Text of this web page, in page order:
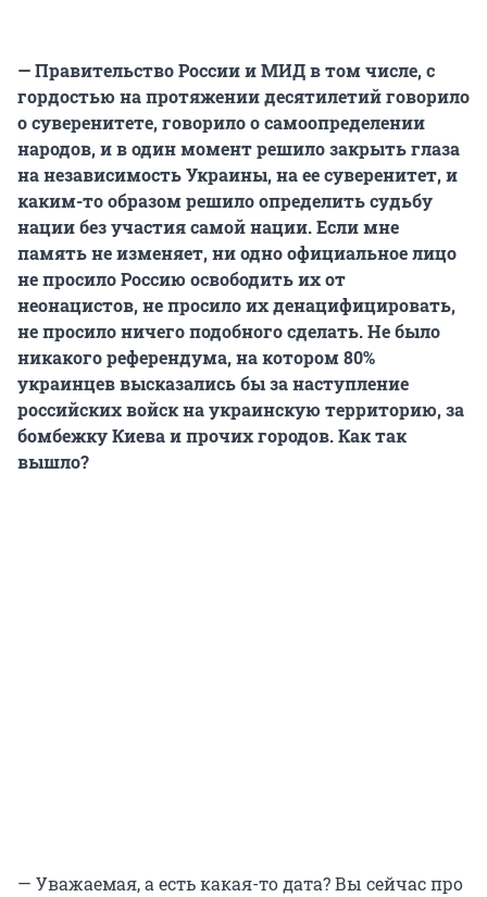
— Правительство России и МИД в том числе, с
гордостью на протяжении десятилетий говорило
о суверенитете, говорило о самоопределении
народов, и в один момент решило закрыть глаза
на независимость Украины, на ее суверенитет, и
каким-то образом решило определить судьбу
нации без участия самой нации. Если мне
память не изменяет, ни одно официальное лицо
не просило Россию освободить их от
неонацистов, не просило их денацифицировать,
не просило ничего подобного сделать. Не было
никакого референдума, на котором 80%
украинцев высказались бы за наступление
российских войск на украинскую территорию, за
бомбежку Киева и прочих городов. Как так
вышло?
— Уважаемая, а есть какая-то дата? Вы сейчас про